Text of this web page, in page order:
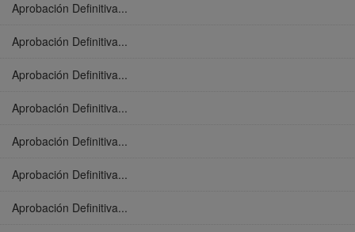
Aprobación Definitiva...
Aprobación Definitiva...
Aprobación Definitiva...
Aprobación Definitiva...
Aprobación Definitiva...
Aprobación Definitiva...
Aprobación Definitiva...